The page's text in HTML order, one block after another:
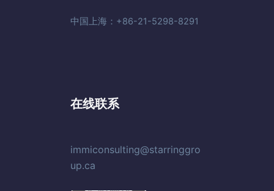
中国上海：+86-21-5298-8291
在线联系
immiconsulting@starringgro
up.ca